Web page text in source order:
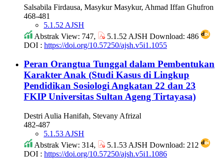
Salsabila Firdausa, Masykur Masykur, Ahmad Iffan Ghufron
468-481
5.1.52 AJSH
Abstrak View: 747,
5.1.52 AJSH Download: 486
DOI : https://doi.org/10.57250/ajsh.v5i1.1055
Peran Orangtua Tunggal dalam Pembentukan
Karakter Anak (Studi Kasus di Lingkup
Pendidikan Sosiologi Angkatan 22 dan 23
FKIP Universitas Sultan Ageng Tirtayasa)
Destri Aulia Hanifah, Stevany Afrizal
482-487
5.1.53 AJSH
Abstrak View: 314,
5.1.53 AJSH Download: 212
DOI : https://doi.org/10.57250/ajsh.v5i1.1086